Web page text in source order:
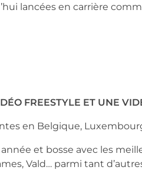
lancées en carrière
FREESTYLE ET UNE
en Belgique,
et bosse avec les
Vald… parmi tant